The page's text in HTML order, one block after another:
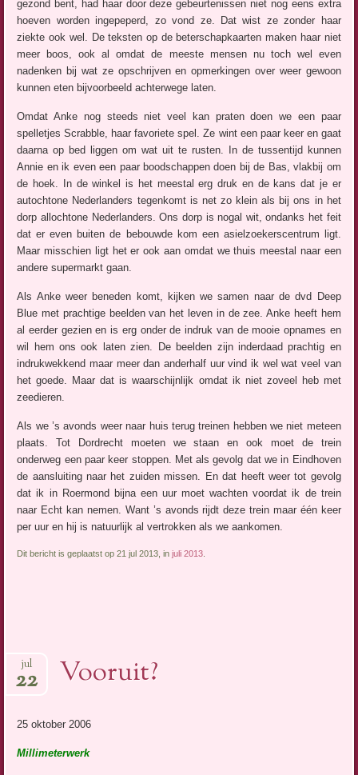
gezond bent, had haar door deze gebeurtenissen niet nog eens extra
hoeven worden ingepeperd, zo vond ze. Dat wist ze zonder haar
ziekte ook wel. De teksten op de beterschapkaarten maken haar niet
meer boos, ook al omdat de meeste mensen nu toch wel even
nadenken bij wat ze opschrijven en opmerkingen over weer gewoon
kunnen eten bijvoorbeeld achterwege laten.
Omdat Anke nog steeds niet veel kan praten doen we een paar
spelletjes Scrabble, haar favoriete spel. Ze wint een paar keer en gaat
daarna op bed liggen om wat uit te rusten. In de tussentijd kunnen
Annie en ik even een paar boodschappen doen bij de Bas, vlakbij om
de hoek. In de winkel is het meestal erg druk en de kans dat je er
autochtone Nederlanders tegenkomt is net zo klein als bij ons in het
dorp allochtone Nederlanders. Ons dorp is nogal wit, ondanks het feit
dat er even buiten de bebouwde kom een asielzoekerscentrum ligt.
Maar misschien ligt het er ook aan omdat we thuis meestal naar een
andere supermarkt gaan.
Als Anke weer beneden komt, kijken we samen naar de dvd Deep
Blue met prachtige beelden van het leven in de zee. Anke heeft hem
al eerder gezien en is erg onder de indruk van de mooie opnames en
wil hem ons ook laten zien. De beelden zijn inderdaad prachtig en
indrukwekkend maar meer dan anderhalf uur vind ik wel wat veel van
het goede. Maar dat is waarschijnlijk omdat ik niet zoveel heb met
zeedieren.
Als we ’s avonds weer naar huis terug treinen hebben we niet meteen
plaats. Tot Dordrecht moeten we staan en ook moet de trein
onderweg een paar keer stoppen. Met als gevolg dat we in Eindhoven
de aansluiting naar het zuiden missen. En dat heeft weer tot gevolg
dat ik in Roermond bijna een uur moet wachten voordat ik de trein
naar Echt kan nemen. Want ’s avonds rijdt deze trein maar één keer
per uur en hij is natuurlijk al vertrokken als we aankomen.
Dit bericht is geplaatst op 21 jul 2013, injuli 2013
Vooruit?
jul
22
25 oktober 2006
Millimeterwerk